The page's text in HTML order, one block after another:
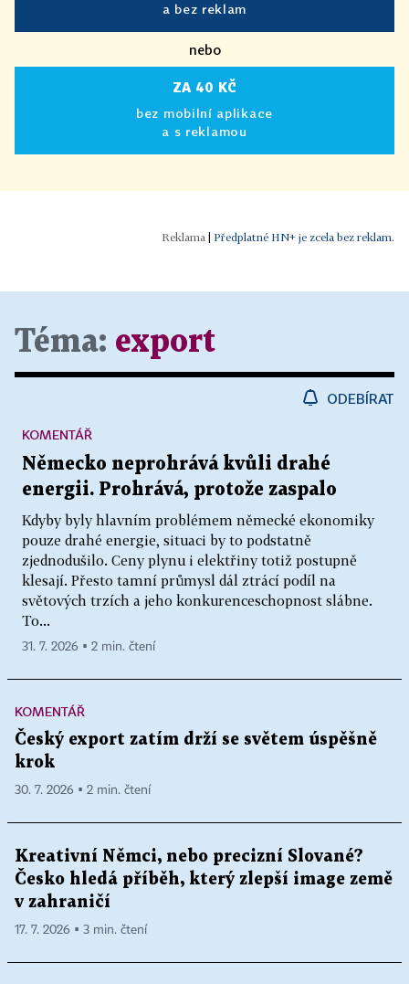
a bez reklam
nebo
ZA 40 KČ
bez mobilní aplikace
a s reklamou
Předplatné HN+ je zcela bez reklam.
Téma: export
ODEBÍRAT
Německo neprohrává kvůli drahé
energii. Prohrává, protože zaspalo
Kdyby byly hlavním problémem německé ekonomiky
pouze drahé energie, situaci by to podstatně
zjednodušilo. Ceny plynu i elektřiny totiž postupně
klesají. Přesto tamní průmysl dál ztrácí podíl na
světových trzích a jeho konkurenceschopnost slábne.
To...
KOMENTÁŘ
31. 7. 2026 ▪ 2 min. čtení
KOMENTÁŘ
Český export zatím drží se světem úspěšně
krok
30. 7. 2026 ▪ 2 min. čtení
Kreativní Němci, nebo precizní Slované?
Česko hledá příběh, který zlepší image země
v zahraničí
17. 7. 2026 ▪ 3 min. čtení